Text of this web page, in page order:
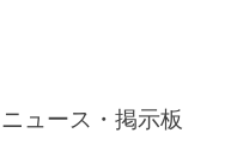
ニュース・掲示板